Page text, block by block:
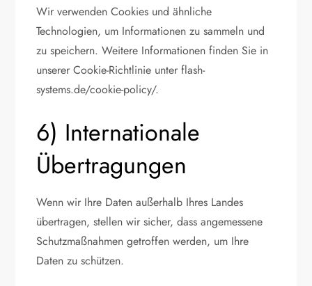
Wir verwenden Cookies und ähnliche
Technologien, um Informationen zu sammeln und
zu speichern. Weitere Informationen finden Sie in
unserer Cookie-Richtlinie unter flash-
systems.de/cookie-policy/.
6) Internationale
Übertragungen
Wenn wir Ihre Daten außerhalb Ihres Landes
übertragen, stellen wir sicher, dass angemessene
Schutzmaßnahmen getroffen werden, um Ihre
Daten zu schützen.